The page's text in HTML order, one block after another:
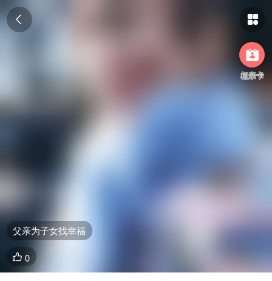
 

相亲卡
 0
父亲为子女找幸福